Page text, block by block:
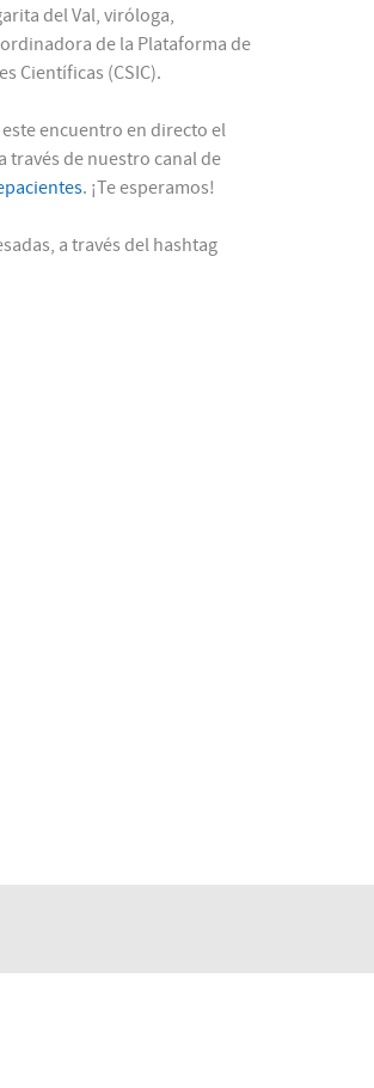
del Val, viróloga,
de la Plataforma de
Científicas (CSIC).
encuentro en directo el
través de nuestro canal de
. ¡Te esperamos!
a través del hashtag